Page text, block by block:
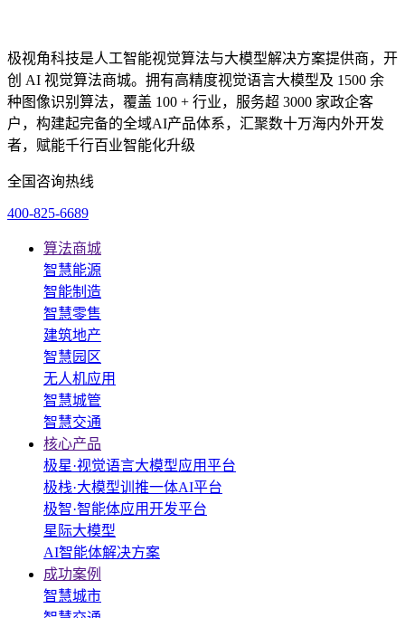
极视角科技是人工智能视觉算法与大模型解决方案提供商，开
创 AI 视觉算法商城。拥有高精度视觉语言大模型及 1500 余
种图像识别算法，覆盖 100 + 行业，服务超 3000 家政企客
户，构建起完备的全域AI产品体系，汇聚数十万海内外开发
者，赋能千行百业智能化升级
全国咨询热线
400-825-6689
算法商城
智慧能源
智能制造
智慧零售
建筑地产
智慧园区
无人机应用
智慧城管
智慧交通
核心产品
极星·视觉语言大模型应用平台
极栈·大模型训推一体AI平台
极智·智能体应用开发平台
星际大模型
AI智能体解决方案
成功案例
智慧城市